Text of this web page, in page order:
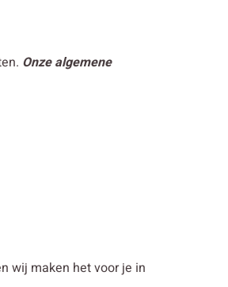
Onze algemene
wij maken het voor je in